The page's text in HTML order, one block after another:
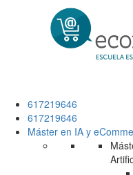
617219646
617219646
Máster en IA y